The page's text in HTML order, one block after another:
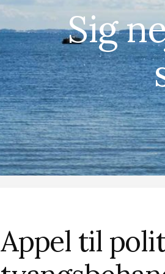
Sig
Appel til